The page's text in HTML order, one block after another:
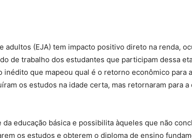
adultos (EJA) tem impacto positivo direto na renda,
de trabalho dos estudantes que participam dessa
inédito que mapeou qual é o retorno econômico para
os estudos na idade certa, mas retornaram para a
educação básica e possibilita àqueles que não
os estudos e obterem o diploma de ensino